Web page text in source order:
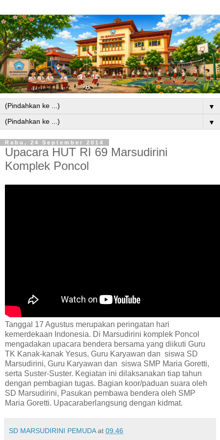
▼
▼
Rabu, 24 September 2014
Upacara HUT RI 69 Marsudirini
Komplek Poncol
Tanggal 17 Agustus merupakan peringatan hari
kemerdekaan Indonesia. Di Marsudirini komplek Poncol
mengadakan upacara bendera bersama yang diikuti Guru
TK Kanak-kanak Yesus, Guru Karyawan dan siswa SD
Marsudirini, Guru Karyawan dan siswa SMP Maria Goretti,
serta Suster-Suster. Kegiatan ini dilaksanakan tiap tahun
dengan pembagian tugas. Bagian koor/paduan suara oleh
SD Marsudirini, Pasukan pembawa bendera oleh SMP
Maria Goretti. Upacaraberlangsung dengan kidmat.
SD MARSUDIRINI PEMUDA at 09.46